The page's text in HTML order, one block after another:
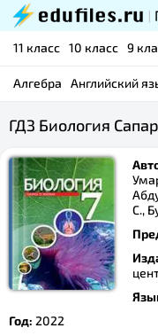
11 класс 10 класс 9
Алгебра Английский
ГДЗ Биология
С.,
Год: 2022